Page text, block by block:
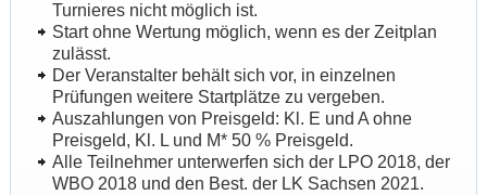
Turnieres nicht möglich ist.
Start ohne Wertung möglich, wenn es der Zeitplan
zulässt.
Der Veranstalter behält sich vor, in einzelnen
Prüfungen weitere Startplätze zu vergeben.
Auszahlungen von Preisgeld: Kl. E und A ohne
Preisgeld, Kl. L und M* 50 % Preisgeld.
Alle Teilnehmer unterwerfen sich der LPO 2018, der
WBO 2018 und den Best. der LK Sachsen 2021.